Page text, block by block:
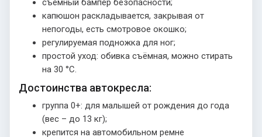
съёмный бампер безопасности;
капюшон раскладывается, закрывая от
непогоды, есть смотровое окошко;
регулируемая подножка для ног;
простой уход: обивка съёмная, можно стирать
на 30 °C.
Достоинства автокресла:
группа 0+: для малышей от рождения до года
(вес – до 13 кг);
крепится на автомобильном ремне